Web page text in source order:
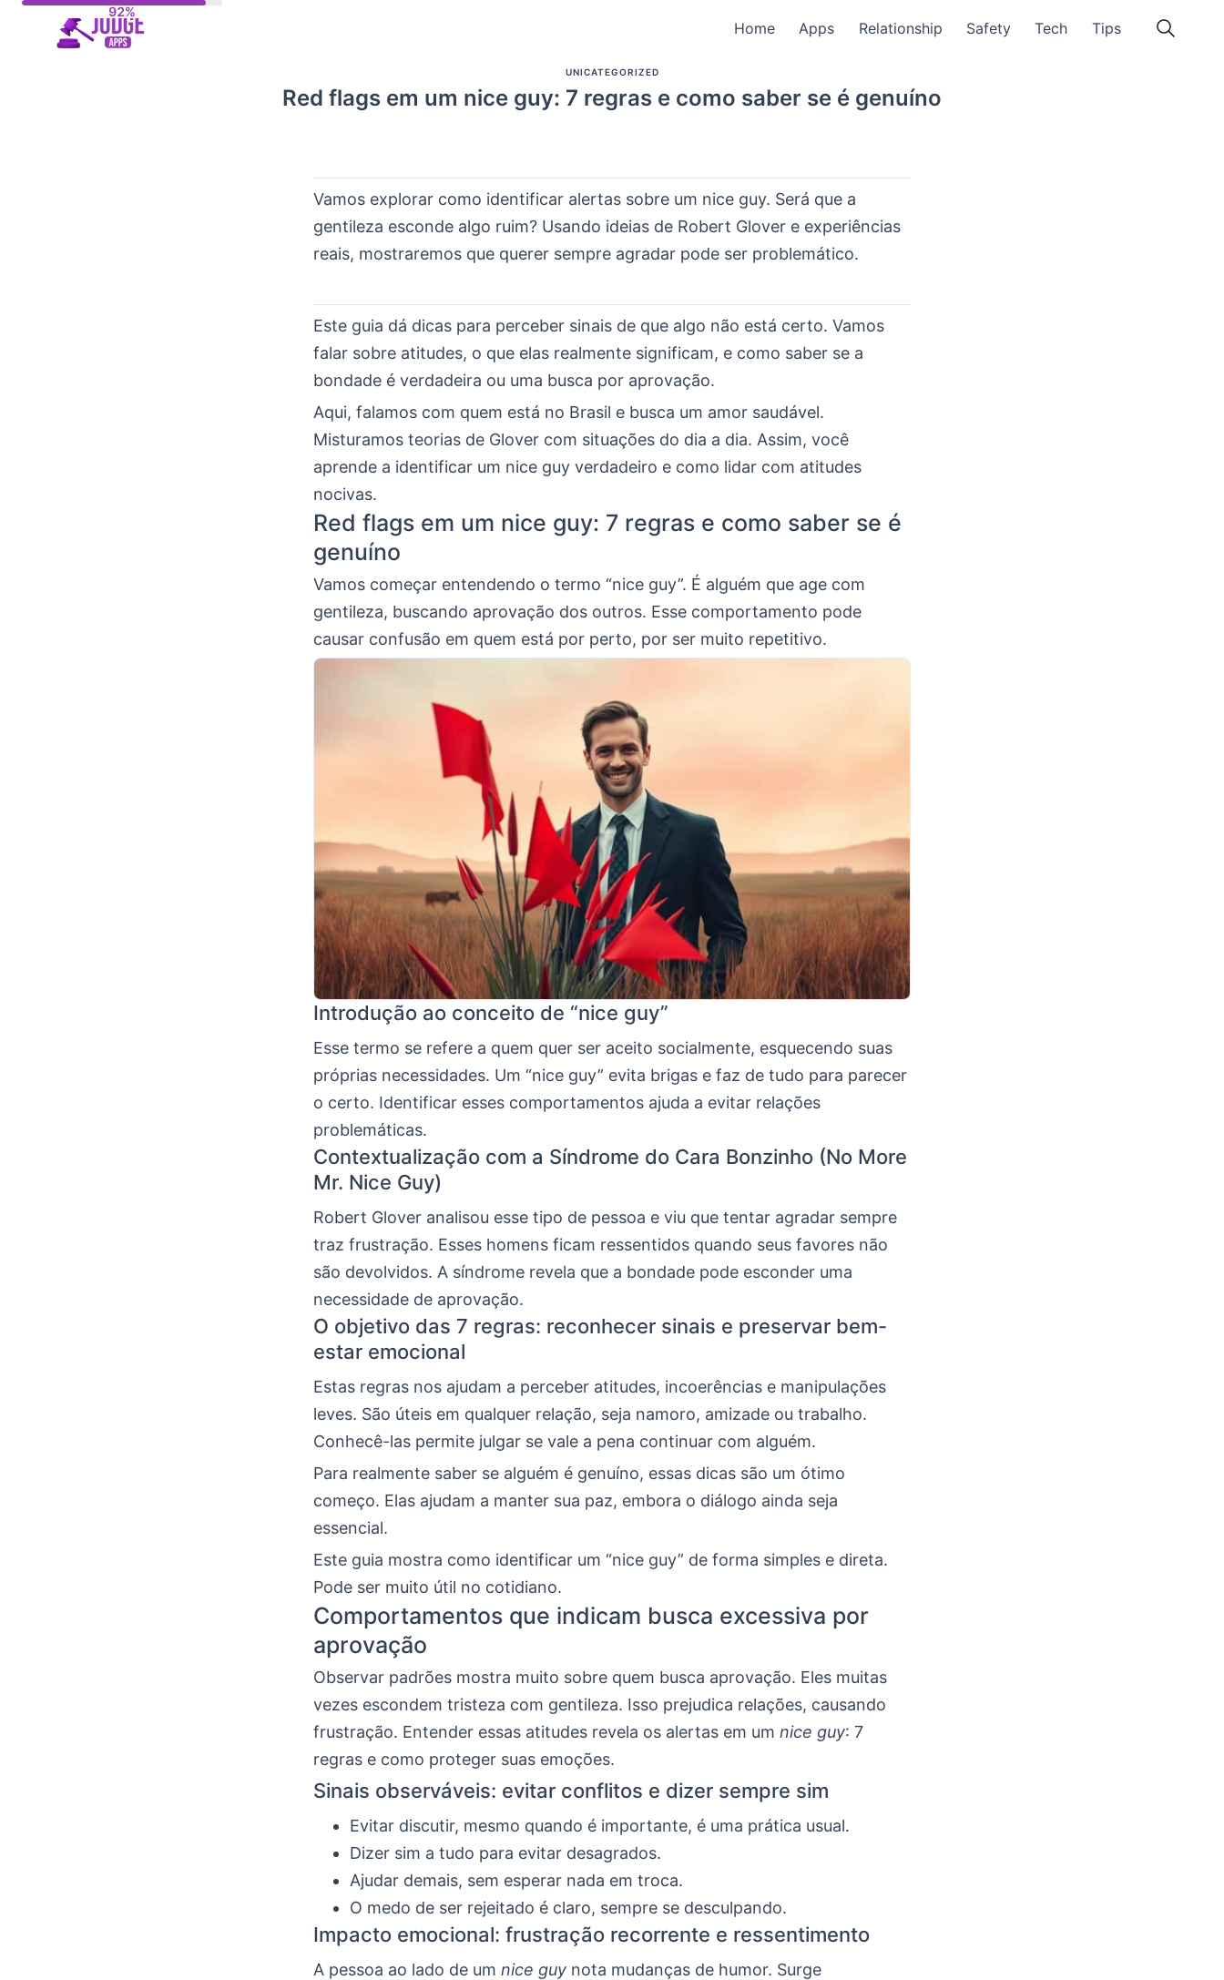
Home Apps Relationship Safety Tech Tips
UNICATEGORIZED
Red flags em um nice guy: 7 regras e como saber se é genuíno
Vamos explorar como identificar alertas sobre um nice guy. Será que a
gentileza esconde algo ruim? Usando ideias de Robert Glover e experiências
reais, mostraremos que querer sempre agradar pode ser problemático.
Este guia dá dicas para perceber sinais de que algo não está certo. Vamos
falar sobre atitudes, o que elas realmente significam, e como saber se a
bondade é verdadeira ou uma busca por aprovação.
Aqui, falamos com quem está no Brasil e busca um amor saudável.
Misturamos teorias de Glover com situações do dia a dia. Assim, você
aprende a identificar um nice guy verdadeiro e como lidar com atitudes
nocivas.
Red flags em um nice guy: 7 regras e como saber se é
genuíno
Vamos começar entendendo o termo “nice guy”. É alguém que age com
gentileza, buscando aprovação dos outros. Esse comportamento pode
causar confusão em quem está por perto, por ser muito repetitivo.
Introdução ao conceito de “nice guy”
Esse termo se refere a quem quer ser aceito socialmente, esquecendo suas
próprias necessidades. Um “nice guy” evita brigas e faz de tudo para parecer
o certo. Identificar esses comportamentos ajuda a evitar relações
problemáticas.
Contextualização com a Síndrome do Cara Bonzinho (No More
Mr. Nice Guy)
Robert Glover analisou esse tipo de pessoa e viu que tentar agradar sempre
traz frustração. Esses homens ficam ressentidos quando seus favores não
são devolvidos. A síndrome revela que a bondade pode esconder uma
necessidade de aprovação.
O objetivo das 7 regras: reconhecer sinais e preservar bem-
estar emocional
Estas regras nos ajudam a perceber atitudes, incoerências e manipulações
leves. São úteis em qualquer relação, seja namoro, amizade ou trabalho.
Conhecê-las permite julgar se vale a pena continuar com alguém.
Para realmente saber se alguém é genuíno, essas dicas são um ótimo
começo. Elas ajudam a manter sua paz, embora o diálogo ainda seja
essencial.
Este guia mostra como identificar um “nice guy” de forma simples e direta.
Pode ser muito útil no cotidiano.
Comportamentos que indicam busca excessiva por
aprovação
Observar padrões mostra muito sobre quem busca aprovação. Eles muitas
vezes escondem tristeza com gentileza. Isso prejudica relações, causando
frustração. Entender essas atitudes revela os alertas em um nice guy: 7
regras e como proteger suas emoções.
Sinais observáveis: evitar conflitos e dizer sempre sim
Evitar discutir, mesmo quando é importante, é uma prática usual.
Dizer sim a tudo para evitar desagrados.
Ajudar demais, sem esperar nada em troca.
O medo de ser rejeitado é claro, sempre se desculpando.
Impacto emocional: frustração recorrente e ressentimento
A pessoa ao lado de um nice guy nota mudanças de humor. Surge